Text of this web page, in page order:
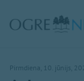
Pirmdiena, 10. jūnijs,